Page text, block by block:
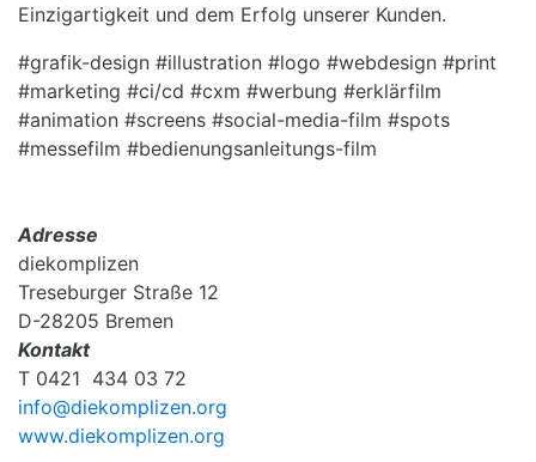
Einzigartigkeit und dem Erfolg unserer Kunden.
#grafik-design #illustration #logo #webdesign #print
#marketing #ci/cd #cxm #werbung #erklärfilm
#animation #screens #social-media-film #spots
#messefilm #bedienungsanleitungs-film
Adresse
diekomplizen
Treseburger Straße 12
D-28205 Bremen
Kontakt
T 0421 434 03 72
info@diekomplizen.org
www.diekomplizen.org